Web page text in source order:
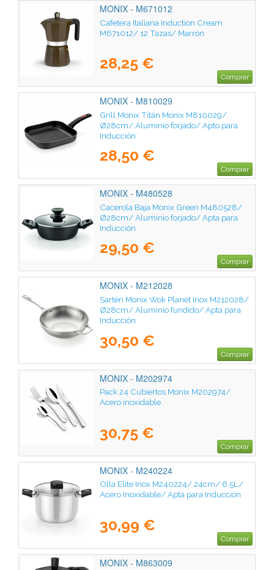
MONIX - M671012
Cafetera Italiana Induction Cream
M671012/ 12 Tazas/ Marrón
28,25 €
Comprar
MONIX - M810029
Grill Monix Titán Monix M810029/
Ø28cm/ Aluminio forjado/ Apto para
Inducción
28,50 €
Comprar
MONIX - M480528
Cacerola Baja Monix Green M480528/
Ø28cm/ Aluminio forjado/ Apta para
Inducción
29,50 €
Comprar
MONIX - M212028
Sartén Monix Wok Planet Inox M212028/
Ø28cm/ Aluminio fundido/ Apta para
Inducción
30,50 €
Comprar
MONIX - M202974
Pack 24 Cubiertos Monix M202974/
Acero inoxidable
30,75 €
Comprar
MONIX - M240224
Olla Elite Inox M240224/ 24cm/ 6.5L/
Acero Inoxidable/ Apta para Inducción
30,99 €
Comprar
MONIX - M863009